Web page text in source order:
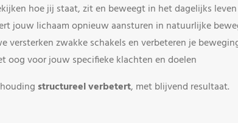
hoe jij staat, zit en beweegt in het dagelijks leven
jouw lichaam opnieuw aansturen in natuurlijke
versterken zwakke schakels en verbeteren je
oog voor jouw specifieke klachten en doelen
structureel verbetert, met blijvend resultaat.